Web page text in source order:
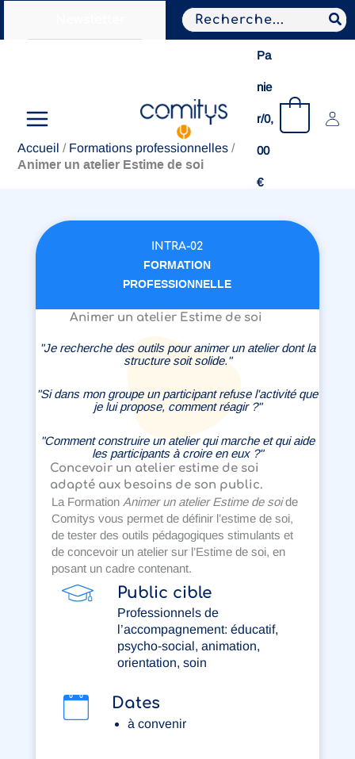
contenu
Search
for:
Pa
nie
r/0,
00
€
Accueil / Formations professionnelles /
Animer un atelier Estime de soi
INTRA-02
FORMATION
PROFESSIONNELLE
Animer un atelier Estime de soi
"Je recherche des outils pour animer un atelier dont la
structure soit solide."
"Si dans mon groupe un participant refuse l'activité que
je lui propose, comment réagir ?"
"Comment construire un atelier qui marche et qui aide
les participants à croire en eux ?"
Concevoir un atelier estime de soi
adapté aux besoins de son public.
La Formation Animer un atelier Estime de soide
Comitys vous permet de définir l’estime de soi,
de tester des outils pédagogiques stimulants et
de concevoir un atelier sur l’Estime de soi, en
posant un cadre contenant.
Public cible
Professionnels de
l’accompagnement: éducatif,
psycho-social, animation,
orientation, soin
Dates
à convenir